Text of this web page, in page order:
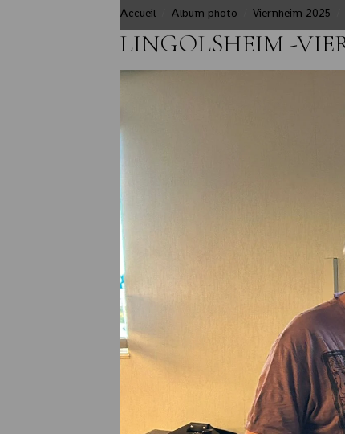
Accueil Album photo Viernheim 2025
LINGOLSHEIM -